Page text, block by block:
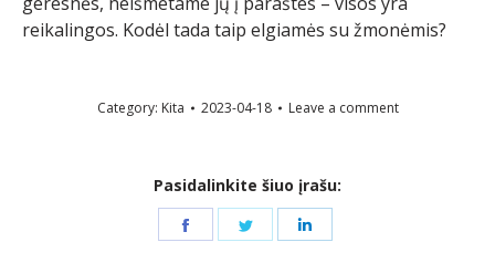
reikalingos. Kodėl tada taip elgiamės su žmonėmis?
Category: Kita 2023-04-18 Leave a comment
Pasidalinkite šiuo įrašu:
Share
Share